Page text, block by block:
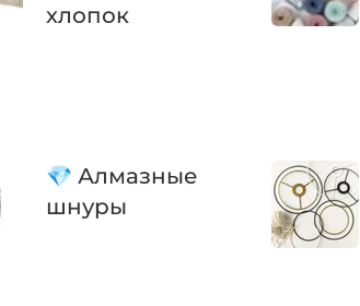
хлопок
💎 Алмазные
шнуры